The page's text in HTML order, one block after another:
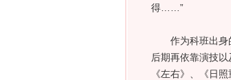
得……”
作为科班出身的
后期再依靠演技
《左右》、《日